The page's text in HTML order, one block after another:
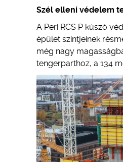
Szél elleni védelem
A Peri RCS P kúszó
épület szintjeinek
még nagy
tengerparthoz, a 134